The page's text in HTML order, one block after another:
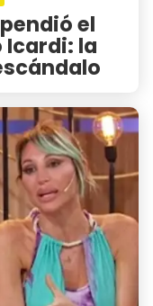
el
la